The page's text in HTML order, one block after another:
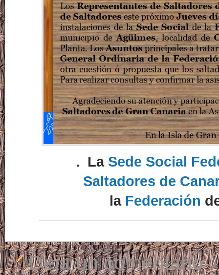
. La Sede Social
Saltadores de
laFederación
Deja un comentario